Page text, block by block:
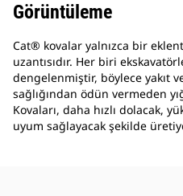
Görüntüleme
Cat® kovalar yalnızca bir
uzantısıdır. Her biri
dengelenmiştir, böylece yakıt
sağlığından ödün vermeden
Kovaları, daha hızlı dolacak,
uyum sağlayacak şekilde